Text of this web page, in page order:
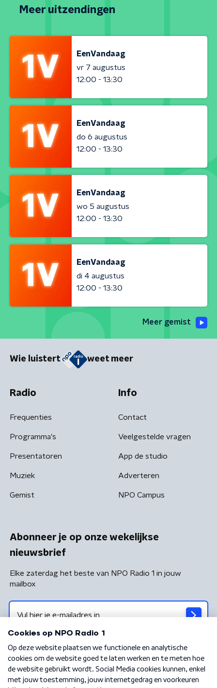
Meer uitzendingen
EenVandaag
vr 7 augustus
12:00 - 13:30
EenVandaag
do 6 augustus
12:00 - 13:30
EenVandaag
wo 5 augustus
12:00 - 13:30
EenVandaag
di 4 augustus
12:00 - 13:30
Meer gemist
Wie luistert weet meer
Radio
Frequenties
Programma's
Presentatoren
Muziek
Gemist
Info
Contact
Veelgestelde vragen
App de studio
Adverteren
NPO Campus
Abonneer je op onze wekelijkse
nieuwsbrief
Elke zaterdag het beste van NPO Radio 1 in jouw
mailbox
Algemene voorwaarden